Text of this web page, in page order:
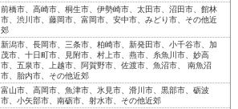
前橋市、高崎市、桐生市、伊勢崎市、太田市、沼田市、館林
市、渋川市、藤岡市、富岡市、安中市、みどり市、その他近
郊
新潟市、長岡市、三条市、柏崎市、新発田市、小千谷市、加
茂市、十日町市、見附市、村上市、燕市、糸魚川市、妙高
市、五泉市、上越市、阿賀野市、佐渡市、魚沼市、 南魚沼
市、胎内市、その他近郊
富山市、高岡市、魚津市、氷見市、滑川市、黒部市、砺波
市、小矢部市、南砺市、射水市、その他近郊